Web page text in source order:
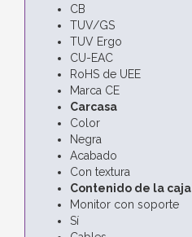
CB
TUV/GS
TUV Ergo
CU-EAC
RoHS de UEE
Marca CE
Carcasa
Color
Negra
Acabado
Con textura
Contenido de la caja
Monitor con soporte
Sí